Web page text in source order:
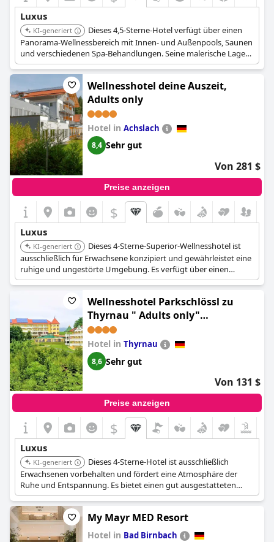
Luxus
KI-generiert
Dieses 4,5-Sterne-Hotel verfügt über einen
Panorama-Wellnessbereich mit Innen- und Außenpools, Saunen
und verschiedenen Spa-Behandlungen. Seine malerische Lage
trägt zu einem exklusiven und friedlichen Rückzugsort bei. Das
umfassende Wellnessangebot sorgt für einen luxuriösen und
entspannenden Aufenthalt.Wellnesshotel deine Auszeit,
Adults only
Hotel in Achslach
8,4 Sehr gut
Von 281 $
Preise anzeigen
$
Luxus
KI-generiert
Dieses 4-Sterne-Superior-Wellnesshotel ist
ausschließlich für Erwachsene konzipiert und gewährleistet eine
ruhige und ungestörte Umgebung. Es verfügt über einen
modernen Spa-Bereich mit Infinity-Pool und verschiedenen
Saunen und konzentriert sich auf personalisierte
Wellnessprogramme, die ein hohes Maß an
maßgeschneidertem Luxus bieten.
Wellnesshotel Parkschlössl zu
Thyrnau " Adults only"
(Wellnesshotel Parkschlössl zu
Thyrnau Ihr adults only SPA
Resort)
Hotel in Thyrnau
8,6 Sehr gut
Von 131 $
Preise anzeigen
$
Luxus
KI-generiert
Dieses 4-Sterne-Hotel ist ausschließlich
Erwachsenen vorbehalten und fördert eine Atmosphäre der
Ruhe und Entspannung. Es bietet einen gut ausgestatteten
Wellnessbereich mit Innenpool, Saunen und einer Vielzahl von
Anwendungen und bietet seinen Gästen eine exklusive und
ruhige Auszeit.
My Mayr MED Resort
Hotel in Bad Birnbach